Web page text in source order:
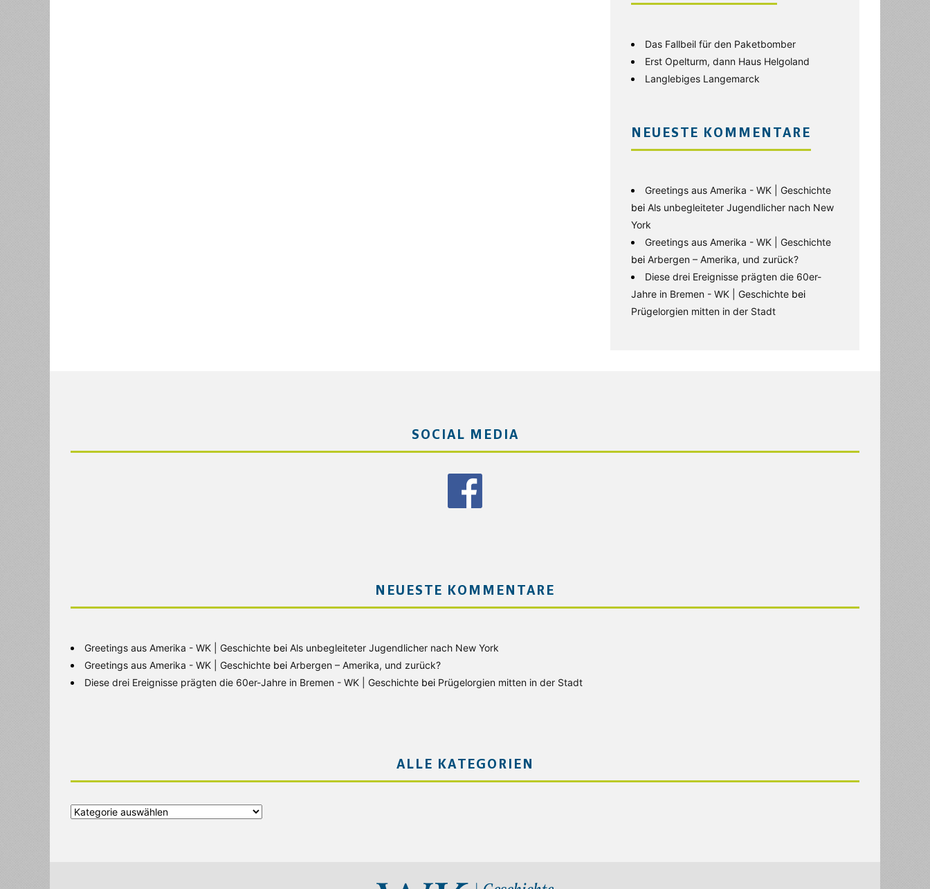
Das Fallbeil für den Paketbomber
Erst Opelturm, dann Haus Helgoland
Langlebiges Langemarck
NEUESTE KOMMENTARE
Greetings aus Amerika - WK | Geschichte
bei Als unbegleiteter Jugendlicher nach New
York
Greetings aus Amerika - WK | Geschichte
bei Arbergen – Amerika, und zurück?
Diese drei Ereignisse prägten die 60er-
Jahre in Bremen - WK | Geschichte bei
Prügelorgien mitten in der Stadt
SOCIAL MEDIA
NEUESTE KOMMENTARE
Greetings aus Amerika - WK | Geschichte bei Als unbegleiteter Jugendlicher nach New York
Greetings aus Amerika - WK | Geschichte bei Arbergen – Amerika, und zurück?
Diese drei Ereignisse prägten die 60er-Jahre in Bremen - WK | Geschichte bei Prügelorgien mitten in der Stadt
ALLE KATEGORIEN
Alle